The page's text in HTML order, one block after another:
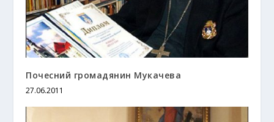
Почесний громадянин Мукачева
27.06.2011